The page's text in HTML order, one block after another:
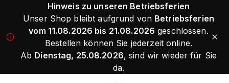
Hinweis zu unseren Betriebsferien
Unser Shop bleibt aufgrund von Betriebsferien
vom 11.08.2026 bis 21.08.2026 geschlossen.
Bestellen können Sie jederzeit online.
Ab Dienstag, 25.08.2026, sind wir wieder für Sie
da.